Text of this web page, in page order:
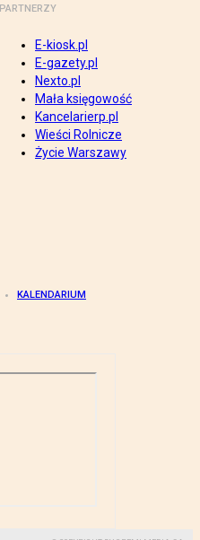
PARTNERZY
E-kiosk.pl
E-gazety.pl
Nexto.pl
Mała księgowość
Kancelarierp.pl
Wieści Rolnicze
Życie Warszawy
KALENDARIUM